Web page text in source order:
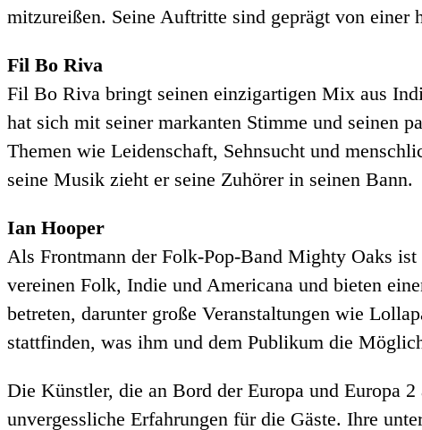
mitzureißen. Seine Auftritte sind geprägt von einer
Fil Bo Riva
Fil Bo Riva bringt seinen einzigartigen Mix aus
hat sich mit seiner markanten Stimme und seinen
Themen wie Leidenschaft, Sehnsucht und
seine Musik zieht er seine Zuhörer in seinen Bann.
Ian Hooper
Als Frontmann der Folk-Pop-Band Mighty Oaks
vereinen Folk, Indie und Americana und bieten
betreten, darunter große Veranstaltungen wie
stattfinden, was ihm und dem Publikum die
Die Künstler, die an Bord der Europa und Europa
unvergessliche Erfahrungen für die Gäste. Ihre